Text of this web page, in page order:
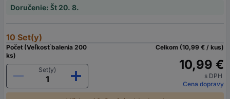
Doručenie: Št 20. 8.
10 Set(y)
Počet (Veľkosť balenia 200
ks)
Set(y)
Celkom (10,99 € / kus)
10,99 €
s DPH
Cena dopravy